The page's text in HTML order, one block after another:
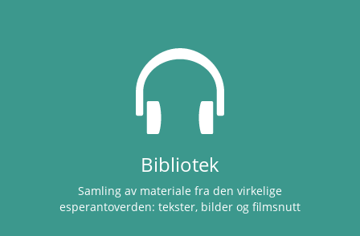
Bibliotek
Samling av materiale fra den virkelige
esperantoverden: tekster, bilder og filmsnutt